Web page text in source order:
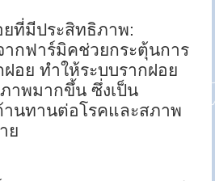
ยที่มีประสิทธิภาพ:
กฟาร์มิคช่วยกระตุ้นการ
อย ทำให้ระบบรากฝอย
าพมากขึ้น ซึ่งเป็น
นทานต่อโรคและสภาพ
ย